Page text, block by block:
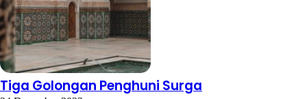
Tiga Golongan Penghuni Surga